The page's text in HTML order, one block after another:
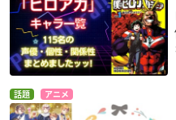
話題 アニメ